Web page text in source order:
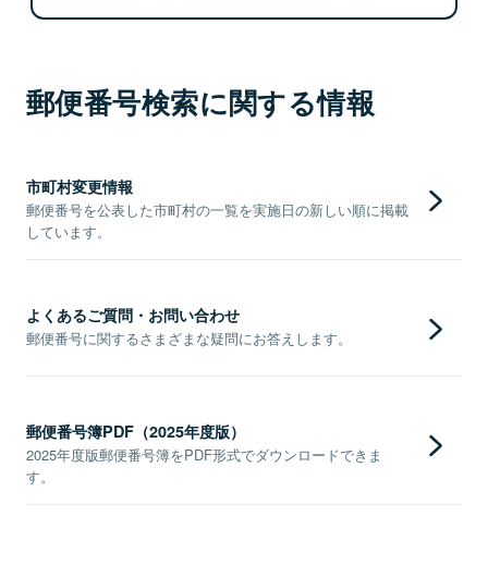
郵便番号検索に関する情報
市町村変更情報
郵便番号を公表した市町村の一覧を実施日の新しい順に掲載
しています。
よくあるご質問・お問い合わせ
郵便番号に関するさまざまな疑問にお答えします。
郵便番号簿PDF（2025年度版）
2025年度版郵便番号簿をPDF形式でダウンロードできま
す。